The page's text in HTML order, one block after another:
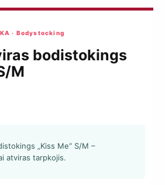
· Bodystocking
bodistokings
M
„Kiss Me“ S/M –
atviras tarpkojis.